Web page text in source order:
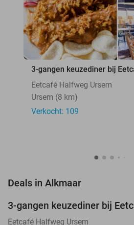
3-gangen keuzediner bij
Eetcafé Halfweg Ursem
Ursem (8 km)
Verkocht: 109
Deals in Alkmaar
3-gangen keuzediner bij
Eetcafé Halfweg Ursem